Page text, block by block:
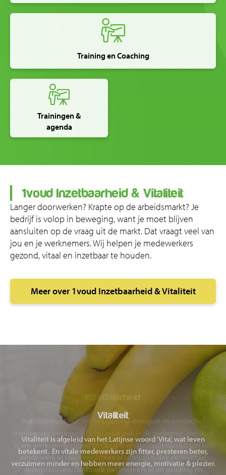
Training en Coaching
Trainingen &
agenda
1voud Inzetbaarheid & Vitaliteit
Langer doorwerken? Krapte op de arbeidsmarkt? Je
bedrijf is volop in beweging, want je moet blijven
aansluiten op de vraag uit de markt. Dat vraagt veel van
jou en je werknemers. Wij helpen je medewerkers
gezond, vitaal en inzetbaar te houden.
Meer over 1voud Inzetbaarheid & Vitaliteit
Vitaliteit
Vitaliteit is afgeleid van het Latijnse woord 'Vita', wat leven
betekent. En vitale medewerkers zijn fitter, presteren beter,
verzuimen minder en hebben meer energie, motivatie & plezier.
Inzetbaarheid
Inzetbaarheid gaat om het gezond, energiek en productief
houden van werknemers. Nu maar ook in de toekomst. Het doel
is om werknemers vanaf het begin van de loopbaan tot aan het
einde werk te laten verrichten waarbij zij fysiek en mentaal
gezond blijven. Dat houdt werknemers fit en gelukkig en